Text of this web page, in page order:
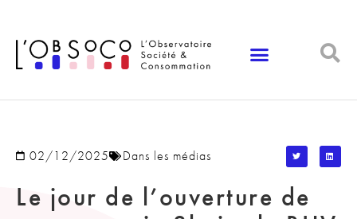
02/12/2025 Dans les médias
Le jour de l’ouverture de